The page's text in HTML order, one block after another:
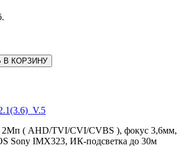
В КОРЗИНУ
2Мп ( AHD/TVI/CVI/CVBS ), фокус 3,6мм,
Sony IMX323, ИК-подсветка до 30м